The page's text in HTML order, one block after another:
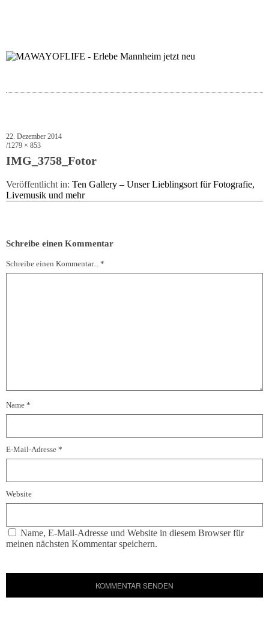
22. Dezember 2014
1279 × 853
IMG_3758_Fotor
Veröffentlicht in: Ten Gallery – Unser Lieblingsort für Fotografie,
Livemusik und mehr
Schreibe einen Kommentar
Schreibe einen Kommentar... *
Name *
E-Mail-Adresse *
Website
Name, E-Mail-Adresse und Website in diesem Browser für
meinen nächsten Kommentar speichern.